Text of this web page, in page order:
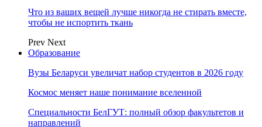
Что из ваших вещей лучше никогда не стирать вместе,
чтобы не испортить ткань
Prev Next
Образование
Вузы Беларуси увеличат набор студентов в 2026 году
Космос меняет наше понимание вселенной
Специальности БелГУТ: полный обзор факультетов и
направлений